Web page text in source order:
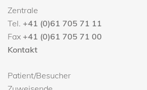
Zentrale
Tel. +41 (0)61 705 71 11
Fax +41 (0)61 705 71 00
Kontakt
Patient/Besucher